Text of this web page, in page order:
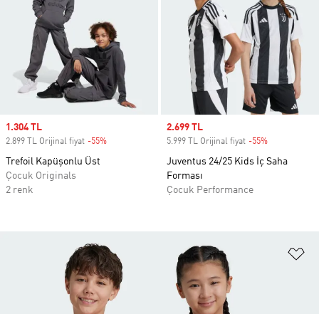
Sale price
1.304 TL
2.899 TL Orijinal fiyat -55%
Trefoil Kapüşonlu Üst
Çocuk Originals
2 renk
Sale price
2.699 TL
5.999 TL Orijinal fiyat -55%
Juventus 24/25 Kids İç Saha
Forması
Çocuk Performance